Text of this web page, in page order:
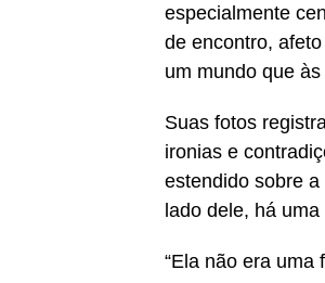
especialmente
de encontro,
um mundo que
Suas fotos
ironias e
estendido sobre
lado dele, há
“Ela não era uma